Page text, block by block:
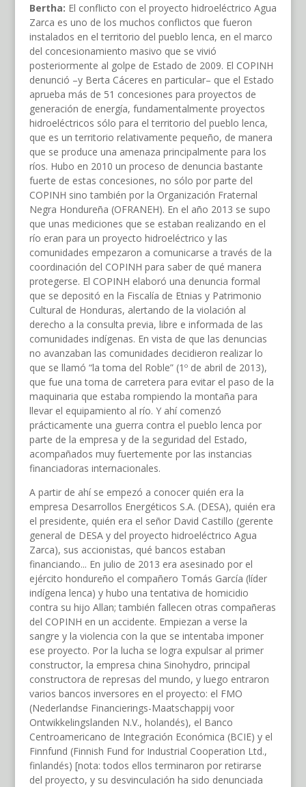
Bertha: El conflicto con el proyecto hidroeléctrico Agua
Zarca es uno de los muchos conflictos que fueron
instalados en el territorio del pueblo lenca, en el marco
del concesionamiento masivo que se vivió
posteriormente al golpe de Estado de 2009. El COPINH
denunció –y Berta Cáceres en particular– que el Estado
aprueba más de 51 concesiones para proyectos de
generación de energía, fundamentalmente proyectos
hidroeléctricos sólo para el territorio del pueblo lenca,
que es un territorio relativamente pequeño, de manera
que se produce una amenaza principalmente para los
ríos. Hubo en 2010 un proceso de denuncia bastante
fuerte de estas concesiones, no sólo por parte del
COPINH sino también por la Organización Fraternal
Negra Hondureña (OFRANEH). En el año 2013 se supo
que unas mediciones que se estaban realizando en el
río eran para un proyecto hidroeléctrico y las
comunidades empezaron a comunicarse a través de la
coordinación del COPINH para saber de qué manera
protegerse. El COPINH elaboró una denuncia formal
que se depositó en la Fiscalía de Etnias y Patrimonio
Cultural de Honduras, alertando de la violación al
derecho a la consulta previa, libre e informada de las
comunidades indígenas. En vista de que las denuncias
no avanzaban las comunidades decidieron realizar lo
que se llamó “la toma del Roble” (1º de abril de 2013),
que fue una toma de carretera para evitar el paso de la
maquinaria que estaba rompiendo la montaña para
llevar el equipamiento al río. Y ahí comenzó
prácticamente una guerra contra el pueblo lenca por
parte de la empresa y de la seguridad del Estado,
acompañados muy fuertemente por las instancias
financiadoras internacionales.
A partir de ahí se empezó a conocer quién era la
empresa Desarrollos Energéticos S.A. (DESA), quién era
el presidente, quién era el señor David Castillo (gerente
general de DESA y del proyecto hidroeléctrico Agua
Zarca), sus accionistas, qué bancos estaban
financiando... En julio de 2013 era asesinado por el
ejército hondureño el compañero Tomás García (líder
indígena lenca) y hubo una tentativa de homicidio
contra su hijo Allan; también fallecen otras compañeras
del COPINH en un accidente. Empiezan a verse la
sangre y la violencia con la que se intentaba imponer
ese proyecto. Por la lucha se logra expulsar al primer
constructor, la empresa china Sinohydro, principal
constructora de represas del mundo, y luego entraron
varios bancos inversores en el proyecto: el FMO
(Nederlandse Financierings-Maatschappij voor
Ontwikkelingslanden N.V., holandés), el Banco
Centroamericano de Integración Económica (BCIE) y el
Finnfund (Finnish Fund for Industrial Cooperation Ltd.,
finlandés) [nota: todos ellos terminaron por retirarse
del proyecto, y su desvinculación ha sido denunciada